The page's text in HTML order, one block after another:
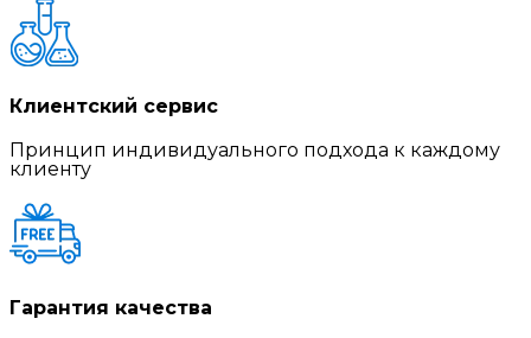
Клиентский сервис
Принцип индивидуального подхода к каждому
клиенту
Гарантия качества